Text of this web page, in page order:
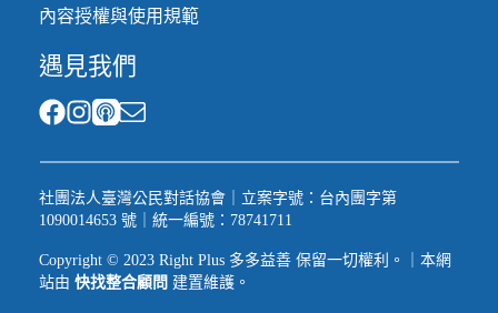
內容授權與使用規範
遇見我們
社團法人臺灣公民對話協會｜立案字號：台內團字第
1090014653 號｜統一編號：78741711
Copyright © 2023 Right Plus 多多益善 保留一切權利。｜本網
站由 快找整合顧問 建置維護。